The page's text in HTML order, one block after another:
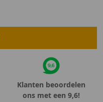
Klanten beoordelen
ons met een 9,6!